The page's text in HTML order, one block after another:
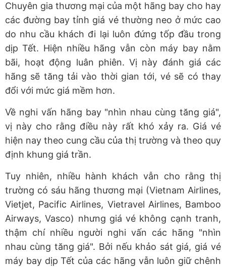
Chuyên gia thương mại của một hãng bay cho hay
các đường bay tỉnh giá vé thường neo ở mức cao
do nhu cầu khách đi lại luôn đứng tốp đầu trong
dịp Tết. Hiện nhiều hãng vẫn còn máy bay nằm
bãi, hoạt động luân phiên. Vị này đánh giá các
hãng sẽ tăng tải vào thời gian tới, vé sẽ có thay
đổi với mức giá mềm hơn.
Về nghi vấn hãng bay "nhìn nhau cùng tăng giá",
vị này cho rằng điều này rất khó xảy ra. Giá vé
hiện nay theo cung cầu của thị trường và theo quy
định khung giá trần.
Tuy nhiên, nhiều hành khách vẫn cho rằng thị
trường có sáu hãng thương mại (Vietnam Airlines,
Vietjet, Pacific Airlines, Vietravel Airlines, Bamboo
Airways, Vasco) nhưng giá vé không cạnh tranh,
thậm chí nhiều người nghi vấn các hãng "nhìn
nhau cùng tăng giá". Bởi nếu khảo sát giá, giá vé
máy bay dịp Tết của các hãng vẫn luôn giữ chênh